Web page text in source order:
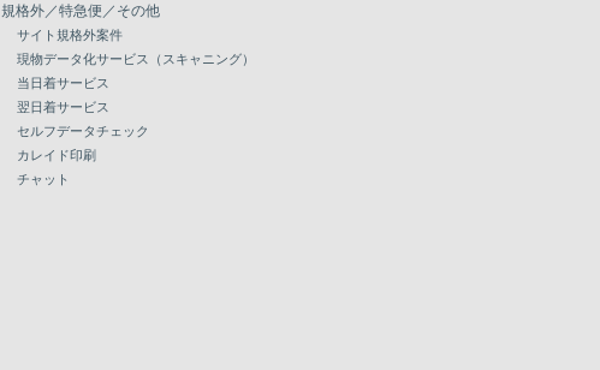
規格外／特急便／その他
サイト規格外案件
現物データ化サービス（スキャニング）
当日着サービス
翌日着サービス
セルフデータチェック
カレイド印刷
チャット